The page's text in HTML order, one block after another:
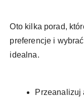
Oto kilka porad,
preferencje i
idealna.
Przeanalizuj